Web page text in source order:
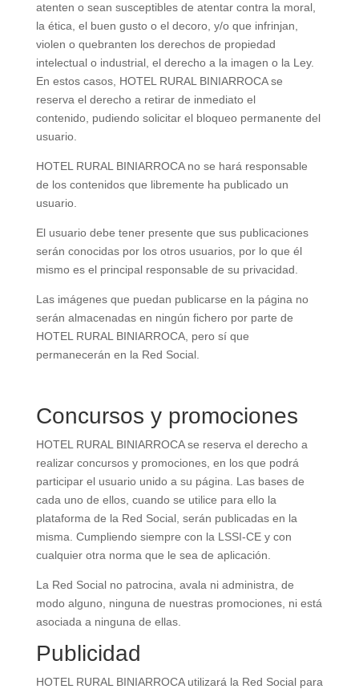
atenten o sean susceptibles de atentar contra la moral,
la ética, el buen gusto o el decoro, y/o que infrinjan,
violen o quebranten los derechos de propiedad
intelectual o industrial, el derecho a la imagen o la Ley.
En estos casos, HOTEL RURAL BINIARROCA se
reserva el derecho a retirar de inmediato el
contenido, pudiendo solicitar el bloqueo permanente del
usuario.
HOTEL RURAL BINIARROCA no se hará responsable
de los contenidos que libremente ha publicado un
usuario.
El usuario debe tener presente que sus publicaciones
serán conocidas por los otros usuarios, por lo que él
mismo es el principal responsable de su privacidad.
Las imágenes que puedan publicarse en la página no
serán almacenadas en ningún fichero por parte de
HOTEL RURAL BINIARROCA, pero sí que
permanecerán en la Red Social.
Concursos y promociones
HOTEL RURAL BINIARROCA se reserva el derecho a
realizar concursos y promociones, en los que podrá
participar el usuario unido a su página. Las bases de
cada uno de ellos, cuando se utilice para ello la
plataforma de la Red Social, serán publicadas en la
misma. Cumpliendo siempre con la LSSI-CE y con
cualquier otra norma que le sea de aplicación.
La Red Social no patrocina, avala ni administra, de
modo alguno, ninguna de nuestras promociones, ni está
asociada a ninguna de ellas.
Publicidad
HOTEL RURAL BINIARROCA utilizará la Red Social para